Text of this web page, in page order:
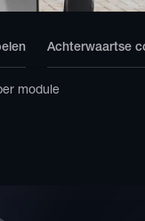
Achterwaartse
module